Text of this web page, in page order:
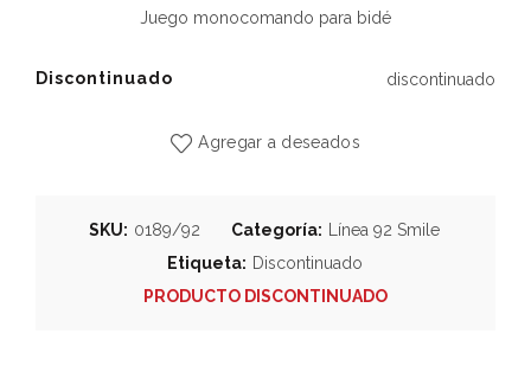
Juego monocomando para bidé
Discontinuado discontinuado
Agregar a deseados
SKU: 0189/92 Categoría:
Línea 92 Smile
Etiqueta: Discontinuado
PRODUCTO DISCONTINUADO